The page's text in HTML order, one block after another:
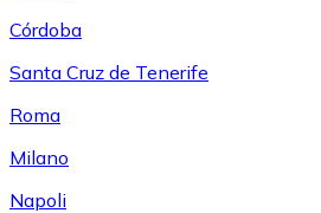
Córdoba
Santa Cruz de Tenerife
Roma
Milano
Napoli